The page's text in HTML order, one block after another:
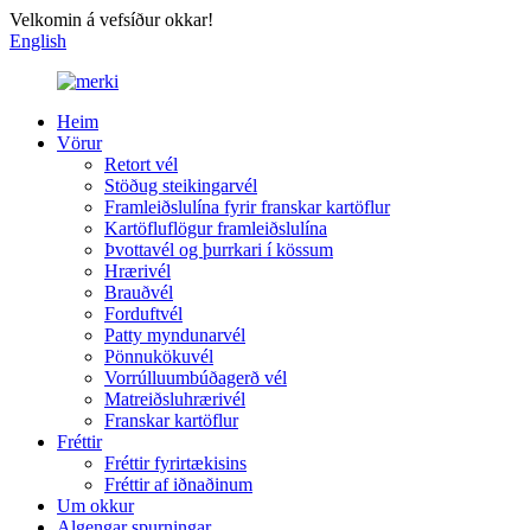
Velkomin á vefsíður okkar!
English
Heim
Vörur
Retort vél
Stöðug steikingarvél
Framleiðslulína fyrir franskar kartöflur
Kartöfluflögur framleiðslulína
Þvottavél og þurrkari í kössum
Hrærivél
Brauðvél
Forduftvél
Patty myndunarvél
Pönnukökuvél
Vorrúlluumbúðagerð vél
Matreiðsluhrærivél
Franskar kartöflur
Fréttir
Fréttir fyrirtækisins
Fréttir af iðnaðinum
Um okkur